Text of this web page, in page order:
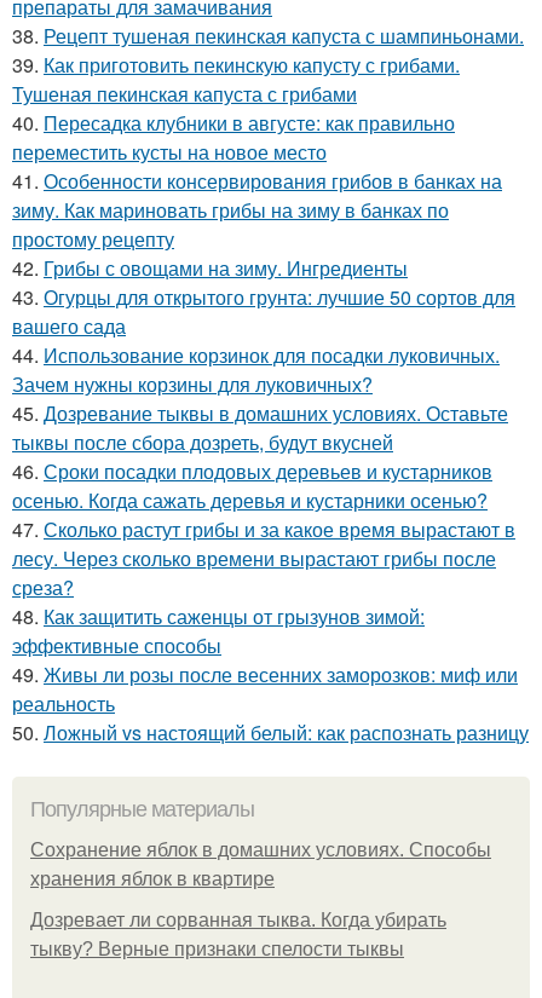
препараты для замачивания
38. Рецепт тушеная пекинская капуста с шампиньонами.
39. Как приготовить пекинскую капусту с грибами.
Тушеная пекинская капуста с грибами
40. Пересадка клубники в августе: как правильно
переместить кусты на новое место
41. Особенности консервирования грибов в банках на
зиму. Как мариновать грибы на зиму в банках по
простому рецепту
42. Грибы с овощами на зиму. Ингредиенты
43. Огурцы для открытого грунта: лучшие 50 сортов для
вашего сада
44. Использование корзинок для посадки луковичных.
Зачем нужны корзины для луковичных?
45. Дозревание тыквы в домашних условиях. Оставьте
тыквы после сбора дозреть, будут вкусней
46. Сроки посадки плодовых деревьев и кустарников
осенью. Когда сажать деревья и кустарники осенью?
47. Сколько растут грибы и за какое время вырастают в
лесу. Через сколько времени вырастают грибы после
среза?
48. Как защитить саженцы от грызунов зимой:
эффективные способы
49. Живы ли розы после весенних заморозков: миф или
реальность
50. Ложный vs настоящий белый: как распознать разницу
Популярные материалы
Сохранение яблок в домашних условиях. Способы
хранения яблок в квартире
Дозревает ли сорванная тыква. Когда убирать
тыкву? Верные признаки спелости тыквы